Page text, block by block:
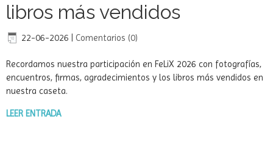
libros más vendidos
22-06-2026 Comentarios (0)
Recordamos nuestra participación en FeLiX 2026 con fotografías,
encuentros, firmas, agradecimientos y los libros más vendidos en
nuestra caseta.
LEER ENTRADA